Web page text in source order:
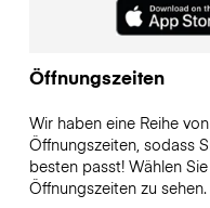
Öffnungszeiten
Wir haben eine Reihe
Öffnungszeiten, sodass
besten passt! Wählen Sie
Öffnungszeiten zu sehen.